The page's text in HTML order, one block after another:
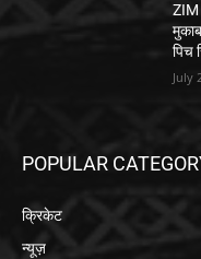
पिच
July
POPULAR
क्रिकेट
न्यूज़